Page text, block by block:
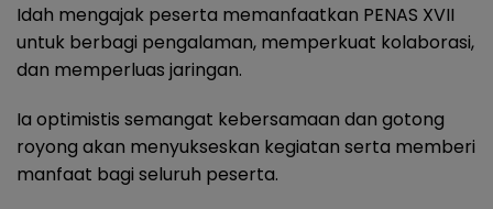
Idah mengajak peserta memanfaatkan PENAS XVII
untuk berbagi pengalaman, memperkuat kolaborasi,
dan memperluas jaringan.
Ia optimistis semangat kebersamaan dan gotong
royong akan menyukseskan kegiatan serta memberi
manfaat bagi seluruh peserta.